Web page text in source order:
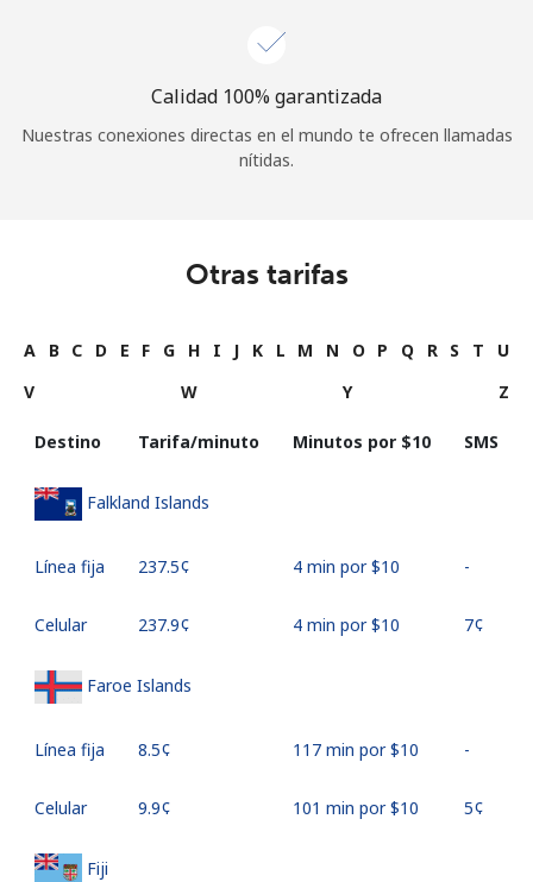
Calidad 100% garantizada
Nuestras conexiones directas en el mundo te ofrecen llamadas
nítidas.
Otras tarifas
A B C D E F G H I J K L M N O P Q R S T
U
V
W Y Z
Destino Tarifa/minuto Minutos por ⁦$10⁩ SMS
Falkland Islands
Línea fija ⁦237.5¢⁩ 4 min por ⁦$10⁩ -
Celular ⁦237.9¢⁩ 4 min por ⁦$10⁩ ⁦7¢⁩
Faroe Islands
Línea fija ⁦8.5¢⁩ 117 min por ⁦$10⁩ -
Celular ⁦9.9¢⁩ 101 min por ⁦$10⁩ ⁦5¢⁩
Fiji